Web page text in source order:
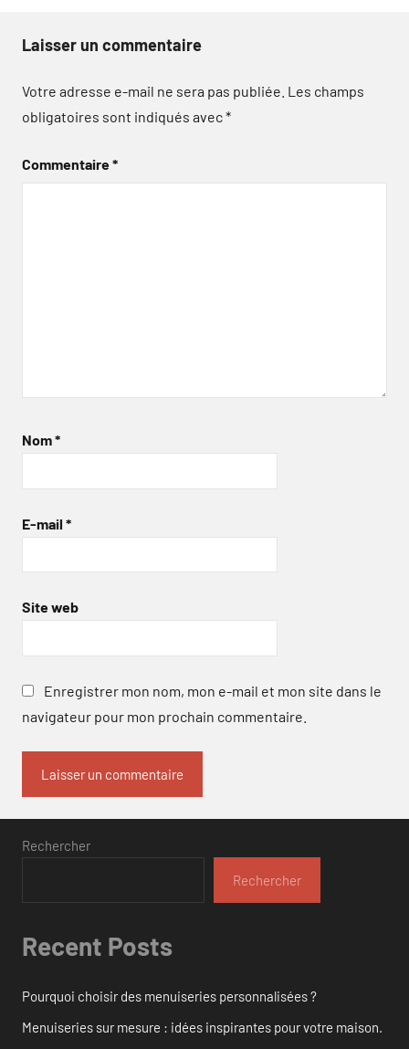
Laisser un commentaire
Votre adresse e-mail ne sera pas publiée. Les champs
obligatoires sont indiqués avec*
Commentaire*
Nom*
E-mail *
Site web
Enregistrer mon nom, mon e-mail et mon site dans le
navigateur pour mon prochain commentaire.
Rechercher
Rechercher
Recent Posts
Pourquoi choisir des menuiseries personnalisées ?
Menuiseries sur mesure : idées inspirantes pour votre maison.